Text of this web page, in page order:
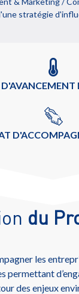
stratégie
du
les
permettant
des enjeux